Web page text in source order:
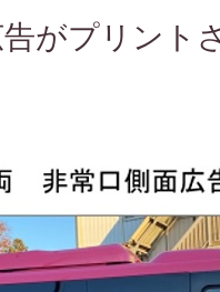
がプリント